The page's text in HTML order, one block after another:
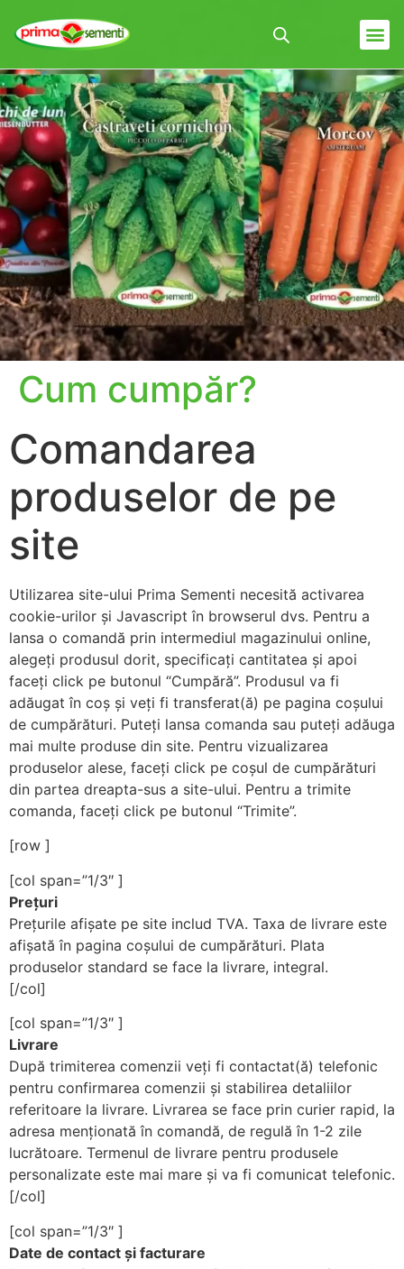
Cum cumpăr?
Comandarea
produselor de pe
site
Utilizarea site-ului Prima Sementi necesită activarea
cookie-urilor şi Javascript în browserul dvs. Pentru a
lansa o comandă prin intermediul magazinului online,
alegeți produsul dorit, specificați cantitatea și apoi
faceți click pe butonul “Cumpără”. Produsul va fi
adăugat în coș și veți fi transferat(ă) pe pagina coșului
de cumpărături. Puteți lansa comanda sau puteți adăuga
mai multe produse din site. Pentru vizualizarea
produselor alese, faceți click pe coșul de cumpărături
din partea dreapta-sus a site-ului. Pentru a trimite
comanda, faceți click pe butonul “Trimite”.
[row ]
[col span=”1/3″ ]
Prețuri
Prețurile afișate pe site includ TVA. Taxa de livrare este
afișată în pagina coșului de cumpărături. Plata
produselor standard se face la livrare, integral.
[/col]
[col span=”1/3″ ]
Livrare
După trimiterea comenzii veți fi contactat(ă) telefonic
pentru confirmarea comenzii și stabilirea detaliilor
referitoare la livrare. Livrarea se face prin curier rapid, la
adresa menționată în comandă, de regulă în 1-2 zile
lucrătoare. Termenul de livrare pentru produsele
personalizate este mai mare și va fi comunicat telefonic.
[/col]
[col span=”1/3″ ]
Date de contact și facturare